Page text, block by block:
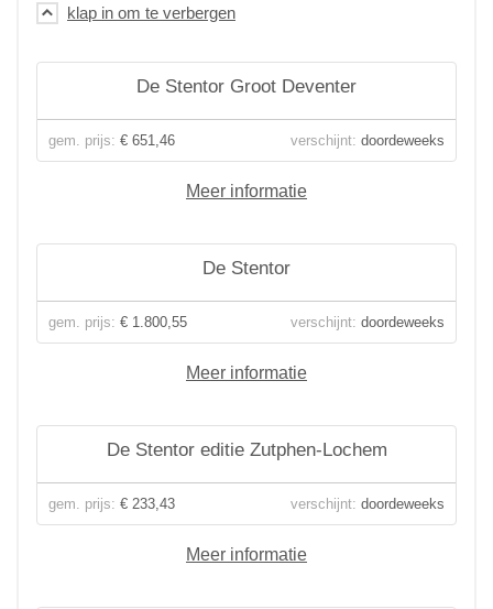
De Stentor Groot Deventer
gem. prijs: € 651,46 verschijnt: doordeweeks
Meer informatie
De Stentor
gem. prijs: € 1.800,55 verschijnt: doordeweeks
Meer informatie
De Stentor editie Zutphen-Lochem
gem. prijs: € 233,43 verschijnt: doordeweeks
Meer informatie